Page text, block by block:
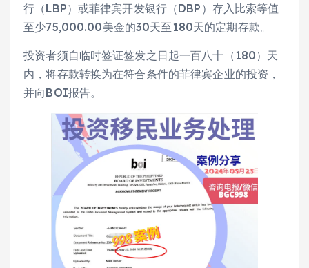
行（LBP）或菲律宾开发银行（DBP）存入比索等值
至少75,000.00美金的30天至180天的定期存款。
投资者须自临时签证签发之日起一百八十（180）天
内，将存款转换为在符合条件的菲律宾企业的投资，
并向BOI报告。